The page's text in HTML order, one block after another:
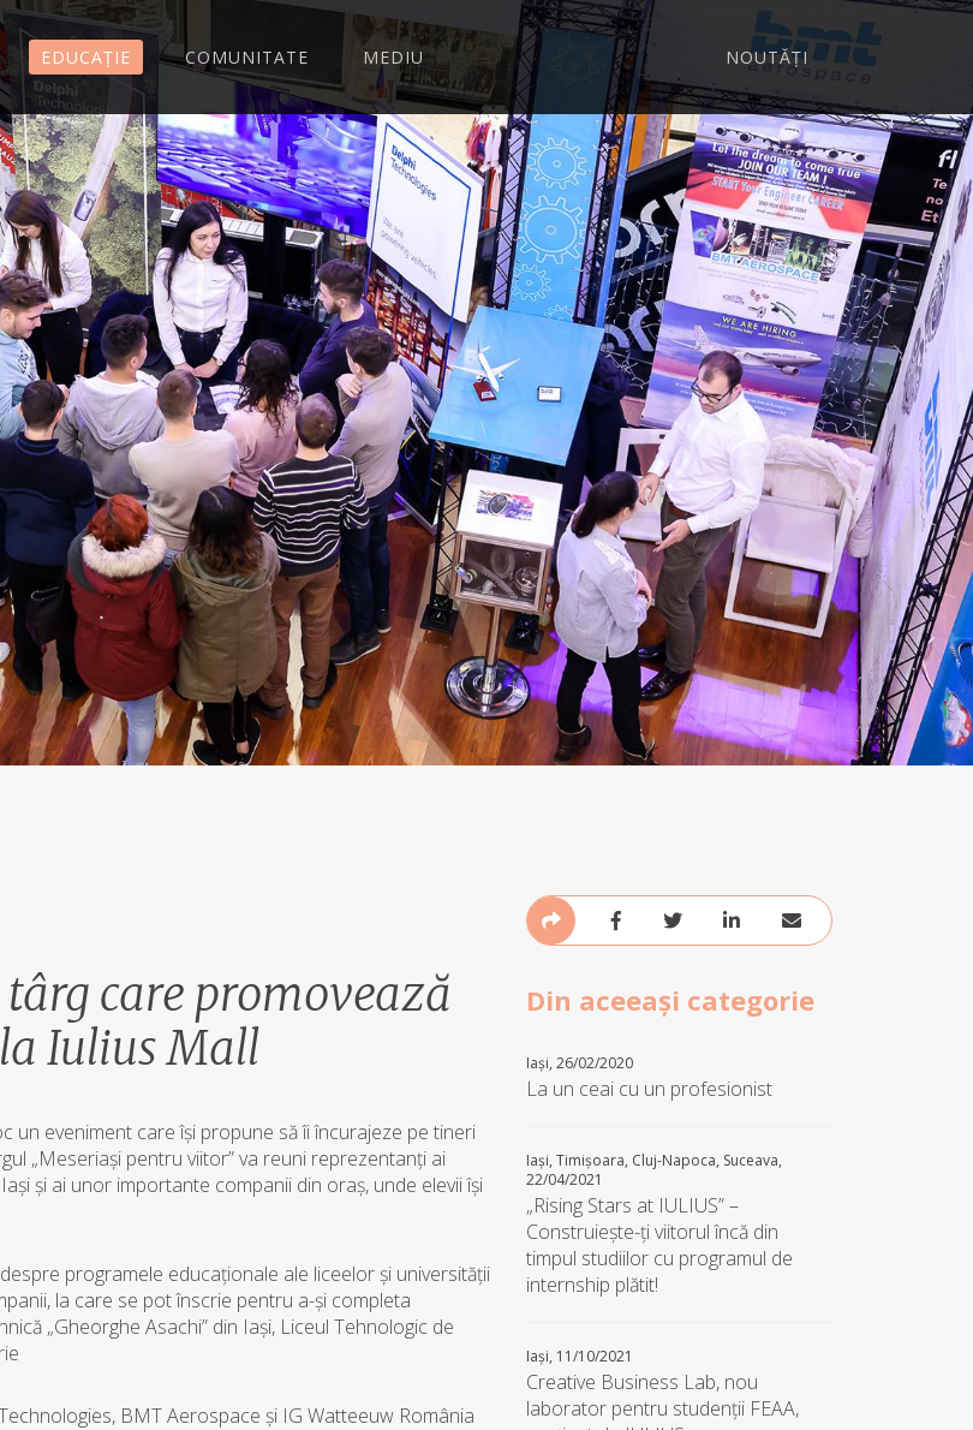
EDUCAȚIE COMUNITATE MEDIU NOUTĂȚI
care promovează
Iulius Mall
un eveniment care îşi propune să îi încurajeze pe tineri
„Meseriaşi pentru viitor” va reuni reprezentanţi ai
şi ai unor importante companii din oraş, unde elevii îşi
programele educaţionale ale liceelor şi universităţii
la care se pot înscrie pentru a-şi completa
„Gheorghe Asachi” din Iași, Liceul Tehnologic de
BMT Aerospace şi IG Watteeuw România
Din aceeași categorie
Iași, 26/02/2020
La un ceai cu un profesionist
Iași, Timișoara, Cluj-Napoca, Suceava,
22/04/2021
„Rising Stars at IULIUS” –
Construiește-ți viitorul încă din
timpul studiilor cu programul de
internship plătit!
Iași, 11/10/2021
Creative Business Lab, nou
laborator pentru studenții FEAA,